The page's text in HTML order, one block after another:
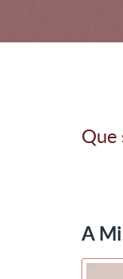
Que
A